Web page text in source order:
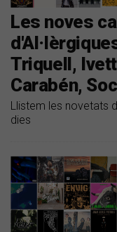
Les noves
Triquell,
Carabén,
Llistem les novetats
dies